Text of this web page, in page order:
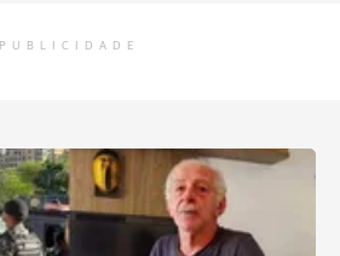
PUBLICIDADE